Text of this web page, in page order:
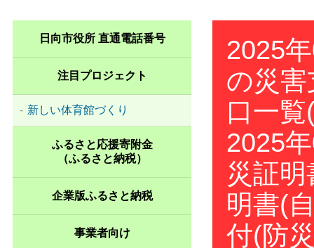
2025
の災
口一覧
2025
災証
明書(
付(防
日向市役所 直通電話番号
注目プロジェクト
新しい体育館づくり
ふるさと応援寄附金
（ふるさと納税）
企業版ふるさと納税
事業者向け